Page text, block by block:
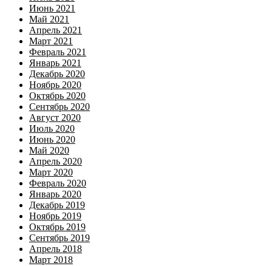
Июнь 2021
Май 2021
Апрель 2021
Март 2021
Февраль 2021
Январь 2021
Декабрь 2020
Ноябрь 2020
Октябрь 2020
Сентябрь 2020
Август 2020
Июль 2020
Июнь 2020
Май 2020
Апрель 2020
Март 2020
Февраль 2020
Январь 2020
Декабрь 2019
Ноябрь 2019
Октябрь 2019
Сентябрь 2019
Апрель 2018
Март 2018